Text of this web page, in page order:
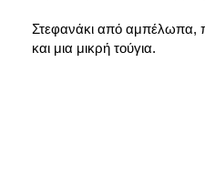
Στεφανάκι από αμπέλωπα,
και μια μικρή τούγια.